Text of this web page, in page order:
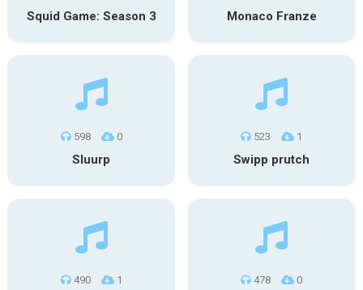
Squid Game: Season 3 Monaco Franze
598 0
Sluurp
523 1
Swipp prutch
490 1 478 0